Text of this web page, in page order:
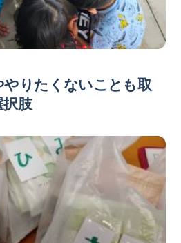
りたくないことも取
肢